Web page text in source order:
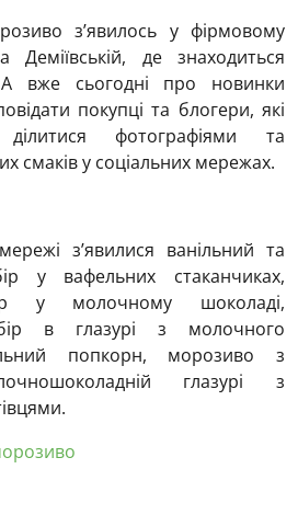
з’явилось у фірмовому
Деміївській, де знаходиться
А вже сьогодні про новинки
покупці та блогери, які
фотографіями та
смаків у соціальних мережах.
з’явилися ванільний та
у вафельних стаканчиках,
у молочному шоколаді,
в глазурі з молочного
попкорн, морозиво з
глазурі з